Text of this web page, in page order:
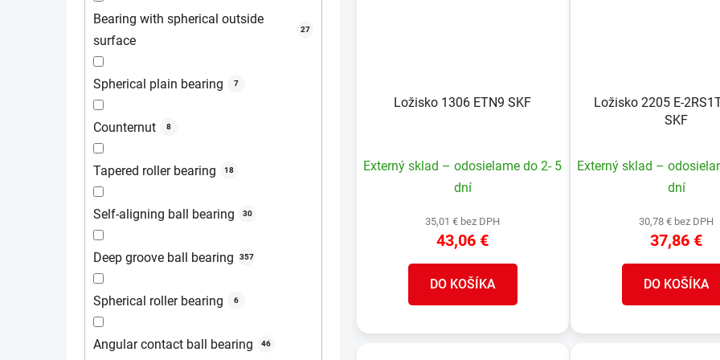
Bearing with spherical outside
surface
27
Spherical plain bearing 7
Counternut 8
Tapered roller bearing 18
Self-aligning ball bearing 30
Deep groove ball bearing 357
Spherical roller bearing 6
Angular contact ball bearing 46
Ložisko 1306 ETN9 SKF
Externý sklad – odosielame do 2- 5
dní
35,01 € bez DPH
43,06 €
DO KOŠÍKA
Ložisko 2205 E-
SKF
Externý sklad –
dní
30,78 € bez DPH
37,86 €
DO KOŠÍKA